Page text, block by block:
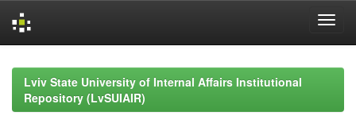
navigationLviv State University of Internal Affairs Institutional
Repository (LvSUIAIR)